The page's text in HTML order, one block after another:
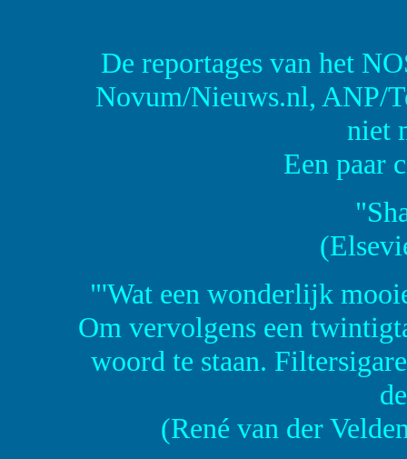
De reportages van het
Novum/Nieuws.nl, ANP/
niet
Een paar
"'Wat een wonderlijk
Om vervolgens een
woord te staan.
(René van der